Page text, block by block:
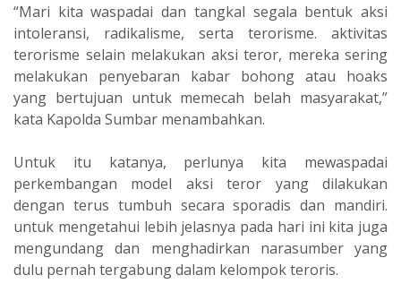
“Mari kita waspadai dan tangkal segala bentuk aksi
intoleransi, radikalisme, serta terorisme. aktivitas
terorisme selain melakukan aksi teror, mereka sering
melakukan penyebaran kabar bohong atau hoaks
yang bertujuan untuk memecah belah masyarakat,”
kata Kapolda Sumbar menambahkan.
Untuk itu katanya, perlunya kita mewaspadai
perkembangan model aksi teror yang dilakukan
dengan terus tumbuh secara sporadis dan mandiri.
untuk mengetahui lebih jelasnya pada hari ini kita juga
mengundang dan menghadirkan narasumber yang
dulu pernah tergabung dalam kelompok teroris.